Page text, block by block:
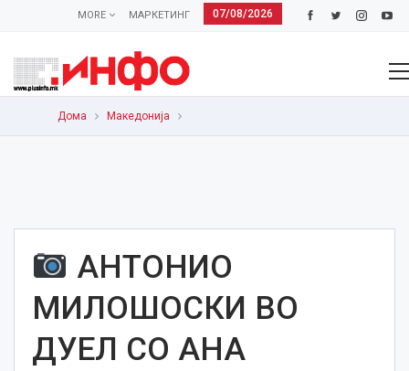
07/08/2026
МАРКЕТИНГ
MORE
Дома Македонија
АНТОНИО
МИЛОШОСКИ ВО
ДУЕЛ СО АНА